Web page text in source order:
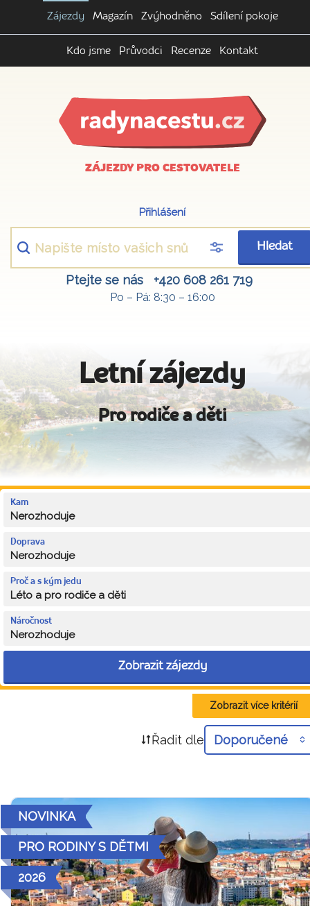
Zájezdy Magazín Zvýhodněno Sdílení pokoje
Kdo jsme Průvodci Recenze Kontakt
ZÁJEZDY PRO CESTOVATELE
Přihlášení
Hledat
Ptejte se nás +420 608 261 719
Po – Pá: 8:30 – 16:00
Letní zájezdy
Pro rodiče a děti
Kam
Nerozhoduje
Doprava
Nerozhoduje
Proč a s kým jedu
Léto a pro rodiče a děti
Náročnost
Nerozhoduje
Zobrazit zájezdy
Zobrazit více kritérií
Řadit dle Doporučené
NOVINKA
PRO RODINY S DĚTMI
2026